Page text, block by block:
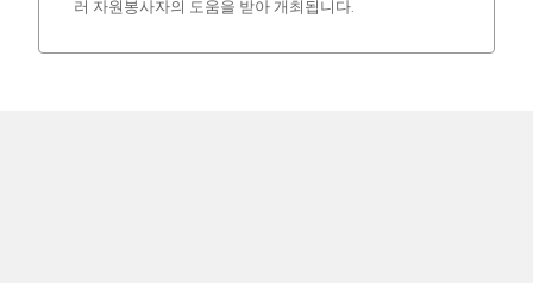
러 자원봉사자의 도움을 받아 개최됩니다.